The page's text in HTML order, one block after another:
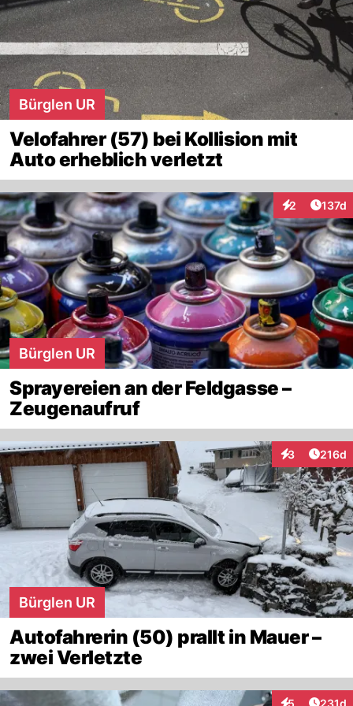
Bürglen UR
Velofahrer (57) bei Kollision mit
Auto erheblich verletzt
2
Interaktionen
137d
Bürglen UR
Sprayereien an der Feldgasse –
Zeugenaufruf
3
Interaktionen
216d
Bürglen UR
Autofahrerin (50) prallt in Mauer –
zwei Verletzte
5 231d